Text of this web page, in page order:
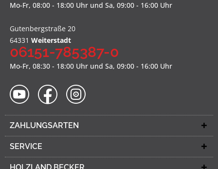
Mo-Fr, 08:00 - 18:00 Uhr und Sa, 09:00 - 16:00 Uhr
Gutenbergstraße 20
64331 Weiterstadt
06151-785387-0
Mo-Fr, 08:30 - 18:00 Uhr und Sa, 09:00 - 16:00 Uhr
ZAHLUNGSARTEN
SERVICE